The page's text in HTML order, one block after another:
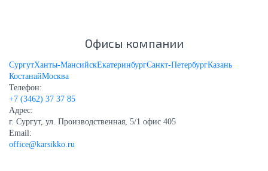
Офисы компании
СургутХанты-МансийскЕкатеринбургСанкт-ПетербургКазань
КостанайМосква
Телефон:
+7 (3462) 37 37 85
Адрес:
г. Сургут, ул. Производственная, 5/1 офис 405
Email:
office@karsikko.ru